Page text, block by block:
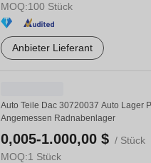
MOQ:100 Stück
Anbieter Lieferant
Auto Teile Dac 30720037 Auto Lager
Angemessen Radnabenlager
0,005-1.000,00 $ / Stück
MOQ:1 Stück